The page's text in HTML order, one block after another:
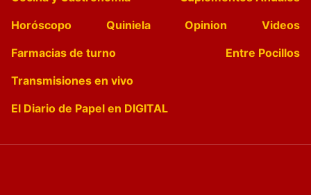
Horóscopo
Quiniela Opinion
Videos
Farmacias de turno
Entre Pocillos
Transmisiones en vivo
El Diario de Papel en DIGITAL